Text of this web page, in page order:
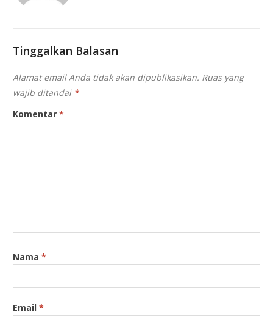
Tinggalkan Balasan
Alamat email Anda tidak akan dipublikasikan. Ruas yang
wajib ditandai *
Komentar*
Nama*
Email*